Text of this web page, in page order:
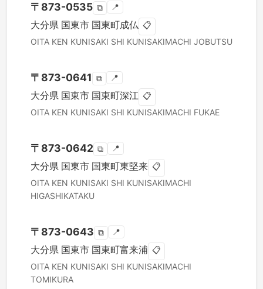
〒 873-0535 ⧉ 📍
大分県 国東市 国東町成仏 📋
OITA KEN KUNISAKI SHI KUNISAKIMACHI JOBUTSU
〒 873-0641 ⧉ 📍
大分県 国東市 国東町深江 📋
OITA KEN KUNISAKI SHI KUNISAKIMACHI FUKAE
〒 873-0642 ⧉ 📍
大分県 国東市 国東町東堅来 📋
OITA KEN KUNISAKI SHI KUNISAKIMACHI
HIGASHIKATAKU
〒 873-0643 ⧉ 📍
大分県 国東市 国東町富来浦 📋
OITA KEN KUNISAKI SHI KUNISAKIMACHI
TOMIKURA